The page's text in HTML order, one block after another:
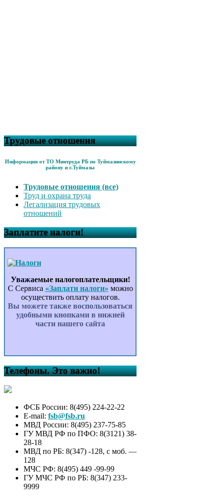
Трудовые отношения
Информация от ТО Минтруда РБ по Туймазинскому
району и г.Туймазы
Трудовые отношения (все)
Труд и охрана труда
Легализация трудовых
отношений
Заплатите налоги!
Уважаемые налогоплательщики!
С Сервиса «Заплати налоги» можно
осуществить оплату налогов.
Вы можете также воспользоваться
удобными кнопками в нижней
части нашего сайта
Телефоны. Это важно!
ФСБ России: 8(495) 224-22-22
E-mail: fsb@fsb.ru
МВД России: 8(495) 237-75-85
ГУ МВД РФ по ПФО: 8(3121) 38-
28-18
МВД по РБ: 8(347) -128, с моб. —
128
МЧС РФ: 8(495) 449 -99-99
ГУ МЧС РФ по РБ: 8(347) 233-
9999